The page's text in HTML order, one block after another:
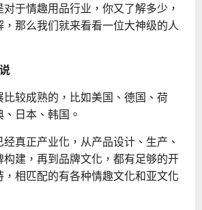
于情趣用品行业，你又了解多少，
那么我们就来看看一位大神级的人
比较成熟的，比如美国、德国、荷
日本、韩国。
真正产业化，从产品设计、生产、
建，再到品牌文化，都有足够的开
相匹配的有各种情趣文化和亚文化